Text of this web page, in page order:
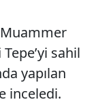
sahil
yapılan
inceledi.